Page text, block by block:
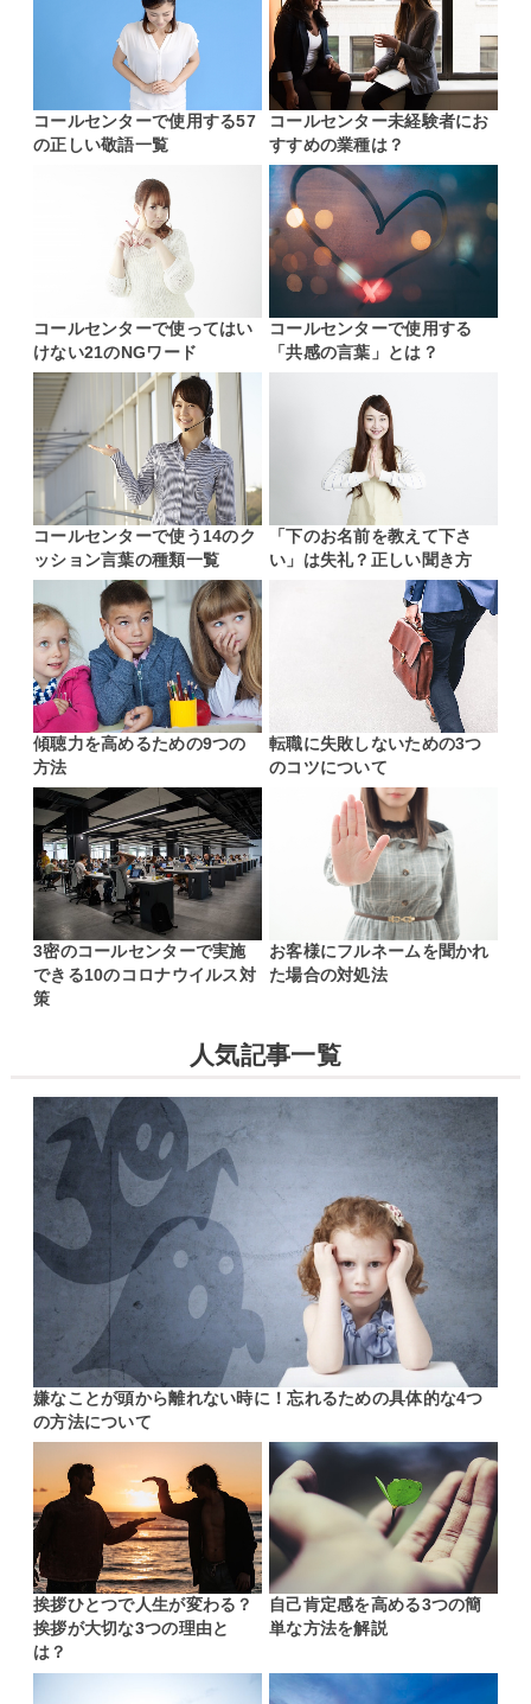
コールセンターで使用する57
の正しい敬語一覧
コールセンター未経験者にお
すすめの業種は？
コールセンターで使ってはい
けない21のNGワード
コールセンターで使用する
「共感の言葉」とは？
コールセンターで使う14のク
ッション言葉の種類一覧
「下のお名前を教えて下さ
い」は失礼？正しい聞き方
傾聴力を高めるための9つの
方法
転職に失敗しないための3つ
のコツについて
3密のコールセンターで実施
できる10のコロナウイルス対
策
お客様にフルネームを聞かれ
た場合の対処法
人気記事一覧
嫌なことが頭から離れない時に！忘れるための具体的な4つ
の方法について
挨拶ひとつで人生が変わる？
挨拶が大切な3つの理由と
は？
自己肯定感を高める3つの簡
単な方法を解説